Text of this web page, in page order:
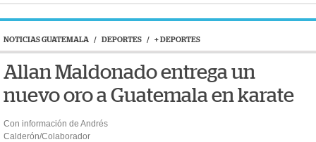
NOTICIAS GUATEMALA / DEPORTES / + DEPORTES
Allan Maldonado entrega un
nuevo oro a Guatemala en karate
Con información de Andrés
Calderón/Colaborador